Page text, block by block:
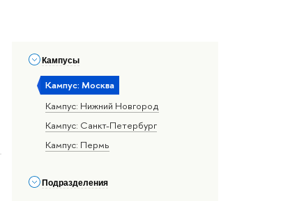
Кампусы
Кампус: Москва
Кампус: Нижний Новгород
Кампус: Санкт-Петербург
Кампус: Пермь
Подразделения